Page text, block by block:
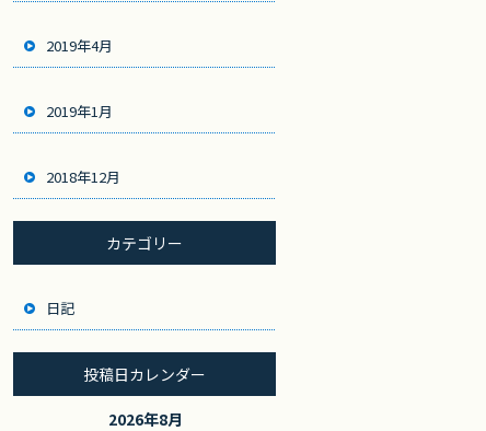
2019年4月
2019年1月
2018年12月
カテゴリー
日記
投稿日カレンダー
2026年8月